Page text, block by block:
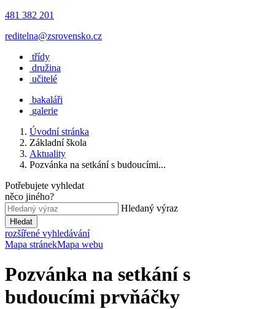
481 382 201
reditelna@zsrovensko.cz
třídy
družina
učitelé
bakaláři
galerie
Úvodní stránka
Základní škola
Aktuality
Pozvánka na setkání s budoucími...
Potřebujete vyhledat
něco jiného?
Hledaný výraz
Hledat
rozšířené vyhledávání
Mapa stránekMapa webu
Pozvánka na setkání s
budoucími prvňáčky